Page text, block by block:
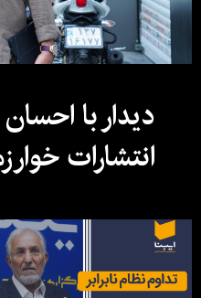
دیدار با
انتشارات